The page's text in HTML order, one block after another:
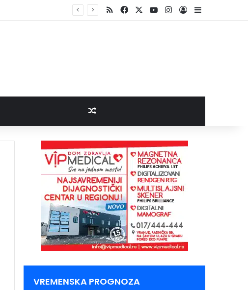
RSSFacebookYouTubeInstagram
Log InSidebar
Random Article
VREMENSKA PROGNOZA